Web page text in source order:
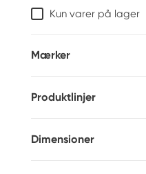
Kun varer på lager
Mærker
Produktlinjer
Dimensioner